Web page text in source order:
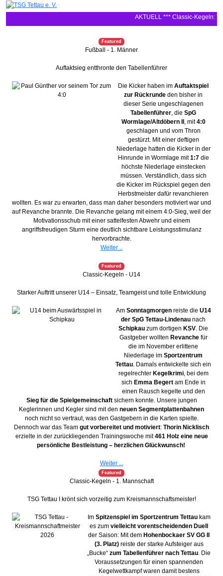
AKTUELL *** Classic-Kegeln:
Featured
Fußball - 1. Männer
Auftaktsieg entthronte den Tabellenführer
Die Kicker haben im Auftaktspiel
zur Rückrunde den bisher in
dieser Serie ungeschlagenen
Tabellenführer, die SpG
Wormlage/Altdöbern II
, mit4:0
geschlagen und vom Thron
gestürzt. Mit einer deftigen
Niederlage hatten die Kicker in der
Hinrunde in Wormlage mit1:7die
höchste Niederlage einstecken
müssen. Verständlich, dass sich
die Kicker im Rückspiel gegen den
Herbstmeister dafür revanchieren
wollten. Es war zu erwarten, dass man daher besonders motiviert war und
auf Revanche brannte. Die Revanche gelang mit einem 4:0-Sieg, weil der
Motivationsschub mit einer sattelfesten Abwehr und einem
angriffsfreudigen Sturm eine deutlich sichtbare Leistungsstimulanz
hervorbrachte.
Weiter ..
Featured
Classic-Kegeln - U14
Starker Auftritt unserer U14 – Einsatz, Teamgeist und tolle Entwicklung
Am Sonntagmorgenreiste die U14
der SpG Tettau-Lindenau nach
Schipkau zum dortigen KSV. Die
Gastgeber wollten Revanchefür
die im November erlittene
Niederlage im Sportzentrum
Tettau. Damals entwickelte sich ein
regelrechter Kegelkrimi, bei dem
sich Emma Begertam Ende in
einen Rausch kegelte und den
Sieg für die Spielgemeinschaftsichern konnte. Unsere jungen
Keglerinnen und Kegler sind mit den neuen Segmentplattenbahnen
noch nicht so vertraut, was den Gastgebern in die Karten spielte.
Dennoch war das Team gut vorbereitet und motiviert: Thorin Nicklisch
erzielte in der zurückliegenden Trainingswoche mit461 Holz eine neue
persönliche Bestleistung – herzlichen Glückwunsch!
Weiter ...
Featured
Classic-Kegeln - 1. Mannschaft
TSG Tettau I krönt sich vorzeitig zum Kreismannschaftsmeister!
Im Spitzenspiel im Sportzentrum Tettaukam
es zum vielleicht vorentscheidenden Duell
der Saison: Mit dem Hohenbockaer SV GG II
(3. Platz)reiste der starke Aufsteiger aus
„Bucke“ zum Tabellenführer nach Tettau. Die
Voraussetzungen für einen spannenden
Kegelwettkampf waren damit bestens